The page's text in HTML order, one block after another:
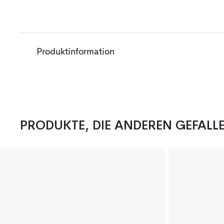
Produktinformation
PRODUKTE, DIE ANDEREN